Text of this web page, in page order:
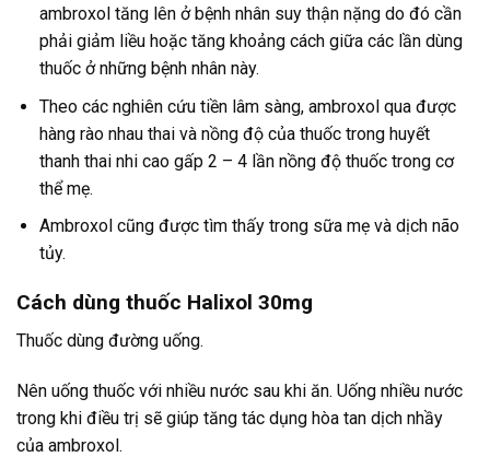
ambroxol tăng lên ở bệnh nhân suy thận nặng do đó cần
phải giảm liều hoặc tăng khoảng cách giữa các lần dùng
thuốc ở những bệnh nhân này.
Theo các nghiên cứu tiền lâm sàng, ambroxol qua được
hàng rào nhau thai và nồng độ của thuốc trong huyết
thanh thai nhi cao gấp 2 – 4 lần nồng độ thuốc trong cơ
thể mẹ.
Ambroxol cũng được tìm thấy trong sữa mẹ và dịch não
tủy.
Cách dùng thuốc Halixol 30mg
Thuốc dùng đường uống.
Nên uống thuốc với nhiều nước sau khi ăn. Uống nhiều nước
trong khi điều trị sẽ giúp tăng tác dụng hòa tan dịch nhầy
của ambroxol.